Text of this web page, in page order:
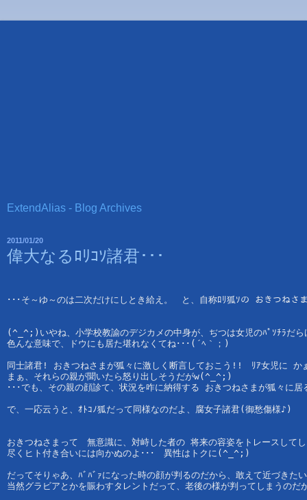
ExtendAlias - Blog Archives
2011/01/20
偉大なるﾛﾘｺｿ諸君･･･
･･･そ～ゆ～のは二次だけにしとき給え。　と、 自称ﾛﾘ狐ｿの おきつねさ
(^_^;)いやね、小学校教諭のデジカメの中身が、ぢつは女児のﾊﾟｿﾁﾗだら
色んな意味で、ドウにも居た堪れなくてね･･･(´ﾍ｀；)
同士諸君! おきつねさまが狐々に激しく断言しておこう!!　ﾘｱ女児に か
まぁ、それらの親が聞いたら怒り出しそうだがw(^_^;)
･･･でも、その親の顔診て、状況を咋に納得する おきつねさまが狐々に
で、一応云うと、ｵﾄｺﾉ狐だって同様なのだよ、腐女子諸君(御愁傷様♪)
おきつねさまって　無意識に、対峙した者の 将来の容姿をトレースして
尽くヒト付き合いには向かぬのよ･･･　異性はトクに(^_^;)
だってそりゃあ、ﾊﾞﾊﾞｧになった時の顔が判るのだから、敢えて近づき
当然グラビアとかを賑わすタレントだって、老後の様が判ってしまうのだ